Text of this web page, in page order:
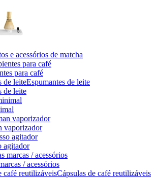
e acessórios de matcha
para café
Espumantes de leite
vaporizador
agitador
/ acessórios
Cápsulas de café reutilizáveis